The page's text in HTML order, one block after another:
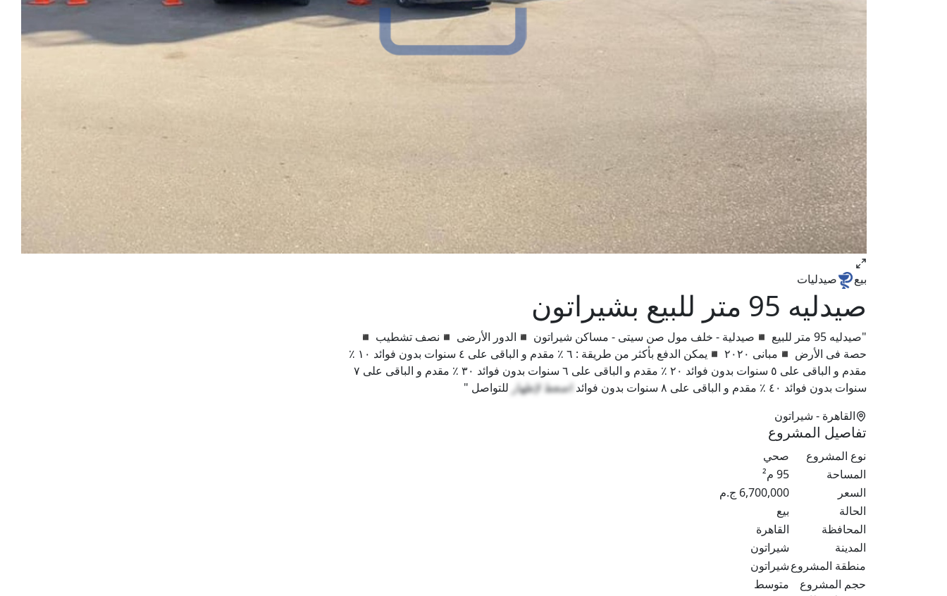
بيع صيدليات
صيدليه 95 متر للبيع بشيراتون
"صيدليه 95 متر للبيع ◾صيدلية - خلف مول صن سيتى - مساكن شيراتون ◾الدور الأرضى ◾نصف تشطيب ◾
حصة فى الأرض ◾مبانى ٢٠٢٠ ◾يمكن الدفع بأكثر من طريقة : ٦ ٪ مقدم و الباقى على ٤ سنوات بدون فوائد ١٠ ٪
مقدم و الباقى على ٥ سنوات بدون فوائد ٢٠ ٪ مقدم و الباقى على ٦ سنوات بدون فوائد ٣٠ ٪ مقدم و الباقى على ٧
سنوات بدون فوائد ٤٠ ٪ مقدم و الباقى على ٨ سنوات بدون فوائد
اضغط لإظهار للتواصل "
القاهرة - شيراتون
تفاصيل المشروع
نوع المشروع
صحي
المساحة
95 م²
السعر
6,700,000 ج.م
الحالة
بيع
المحافظة
القاهرة
المدينة
شيراتون
منطقة المشروعشيراتون
حجم المشروع
متوسط